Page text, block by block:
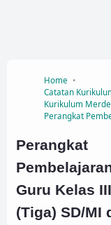
Home
Catatan
Kurikulum
Perangkat
Perangkat
Guru Kelas III
(Tiga) SD/MI